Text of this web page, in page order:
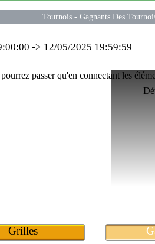
Tournois - Gagnants Des
-> 12/05/2025 19:59:59
Grilles